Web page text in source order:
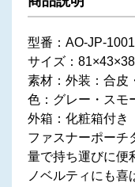
型番：AO-JP-
サイズ：
素材：外装：合皮
色：グレー・スモ
外箱：化粧箱付き
ファスナーポーチ
量で持ち運びに便
ノベルティにも喜